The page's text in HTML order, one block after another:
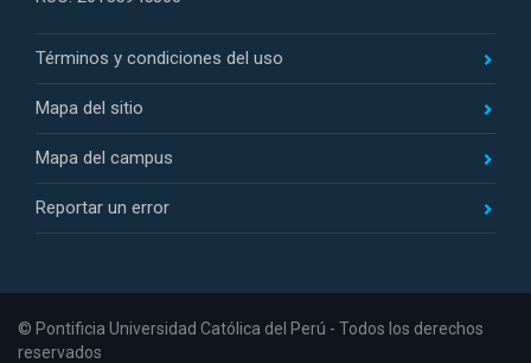
Términos y condiciones del uso
Mapa del sitio
Mapa del campus
Reportar un error
© Pontificia Universidad Católica del Perú - Todos los derechos
reservados